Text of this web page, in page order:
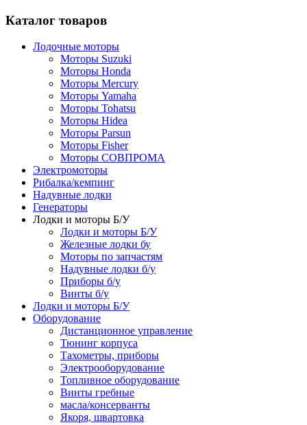
Каталог товаров
Лодочные моторы
Моторы Suzuki
Моторы Honda
Моторы Mercury
Моторы Yamaha
Моторы Tohatsu
Моторы Hidea
Моторы Parsun
Моторы Fisher
Моторы СОВПРОМА
Электромоторы
Рибалка/кемпинг
Надувные лодки
Генераторы
Лодки и моторы Б/У
Лодки и моторы Б/У
Железные лодки бу
Моторы по запчастям
Надувные лодки б/у
Приборы б/у
Винты б/у
Лодки и моторы Б/У
Оборудование
Дистанционное управление
Тюнинг корпуса
Тахометры, приборы
Электрооборудование
Топливное оборудование
Винты гребные
масла/консерванты
Якоря, швартовка